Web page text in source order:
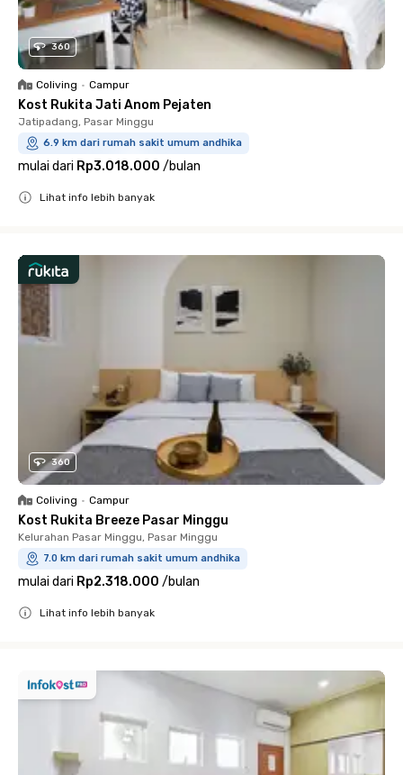
360
Coliving • Campur
Kost Rukita Jati Anom Pejaten
Jatipadang, Pasar Minggu
6.9 km dari rumah sakit umum andhika
mulai dari Rp3.018.000 /bulan
Lihat info lebih banyak
360
Coliving • Campur
Kost Rukita Breeze Pasar Minggu
Kelurahan Pasar Minggu, Pasar Minggu
7.0 km dari rumah sakit umum andhika
mulai dari Rp2.318.000 /bulan
Lihat info lebih banyak